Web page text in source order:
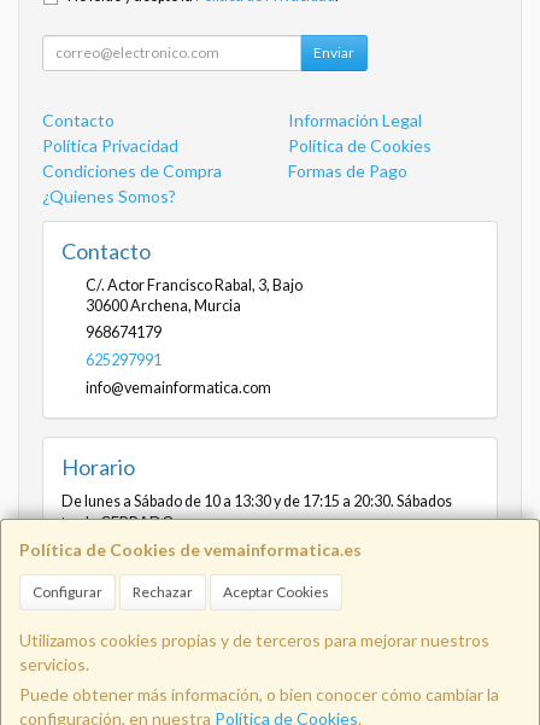
Política de Cookies de vemainformatica.es
Configurar Rechazar Aceptar Cookies
Utilizamos cookies propias y de terceros para mejorar nuestros
servicios.
Puede obtener más información, o bien conocer cómo cambiar la
configuración, en nuestra Política de Cookies.
Enviar
Contacto
Información Legal
Política Privacidad
Política de Cookies
Condiciones de Compra
Formas de Pago
¿Quienes Somos?
Contacto
C/. Actor Francisco Rabal, 3, Bajo
30600Archena, Murcia
968674179
625297991
info@vemainformatica.com
Horario
De lunes a Sábado de 10 a 13:30 y de 17:15 a 20:30. Sábados
tarde CERRADO
Info@vemainformatica.com 625
29 79 91